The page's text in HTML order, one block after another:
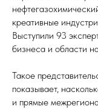
креативные
Выступили 93
бизнеса и области
Такое
показывает,
и прямые